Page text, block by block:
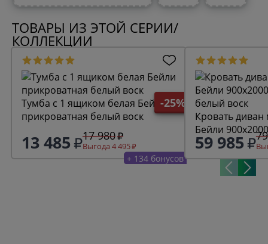
ТОВАРЫ ИЗ ЭТОЙ СЕРИИ/
КОЛЛЕКЦИИ
-25%
Тумба с 1 ящиком белая Бейли
прикроватная белый воск
13 485 17 980
Выгода 4 495
+ 134 бонусов
Кровать
Бейли
белый воск
59 985